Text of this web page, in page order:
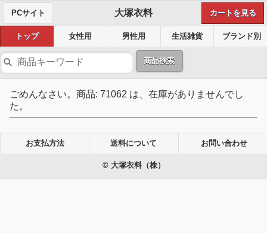
PCサイト 大塚衣料 カートを見る
トップ 女性用 男性用 生活雑貨 ブランド別
商品検索
ごめんなさい。商品: 71062 は、在庫がありませんでし
た。
お支払方法 送料について お問い合わせ
© 大塚衣料（株）